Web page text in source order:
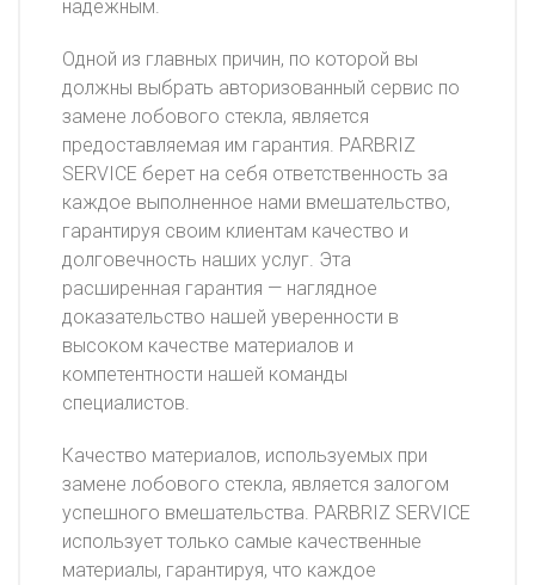
надежным.
Одной из главных причин, по которой вы
должны выбрать авторизованный сервис по
замене лобового стекла, является
предоставляемая им гарантия. PARBRIZ
SERVICE берет на себя ответственность за
каждое выполненное нами вмешательство,
гарантируя своим клиентам качество и
долговечность наших услуг. Эта
расширенная гарантия — наглядное
доказательство нашей уверенности в
высоком качестве материалов и
компетентности нашей команды
специалистов.
Качество материалов, используемых при
замене лобового стекла, является залогом
успешного вмешательства. PARBRIZ SERVICE
использует только самые качественные
материалы, гарантируя, что каждое